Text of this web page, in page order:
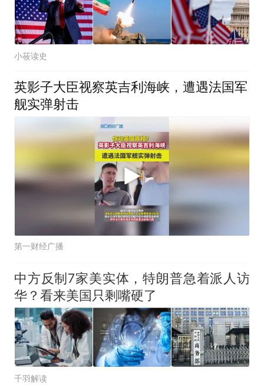
小莜读史
英影子大臣视察英吉利海峡，遭遇法国军
舰实弹射击
第一财经广播
中方反制7家美实体，特朗普急着派人访
华？看来美国只剩嘴硬了
千羽解读